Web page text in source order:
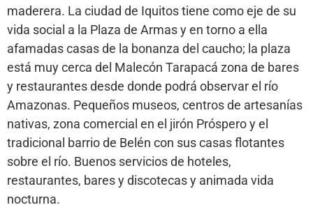
maderera. La ciudad de Iquitos tiene como eje de su
vida social a la Plaza de Armas y en torno a ella
afamadas casas de la bonanza del caucho; la plaza
está muy cerca del Malecón Tarapacá zona de bares
y restaurantes desde donde podrá observar el río
Amazonas. Pequeños museos, centros de artesanías
nativas, zona comercial en el jirón Próspero y el
tradicional barrio de Belén con sus casas flotantes
sobre el río. Buenos servicios de hoteles,
restaurantes, bares y discotecas y animada vida
nocturna.